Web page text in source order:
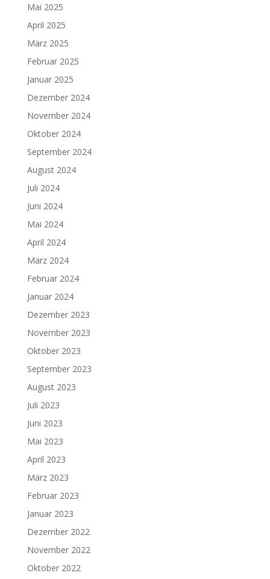
Mai 2025
April 2025
März 2025
Februar 2025
Januar 2025
Dezember 2024
November 2024
Oktober 2024
September 2024
August 2024
Juli 2024
Juni 2024
Mai 2024
April 2024
März 2024
Februar 2024
Januar 2024
Dezember 2023
November 2023
Oktober 2023
September 2023
August 2023
Juli 2023
Juni 2023
Mai 2023
April 2023
März 2023
Februar 2023
Januar 2023
Dezember 2022
November 2022
Oktober 2022